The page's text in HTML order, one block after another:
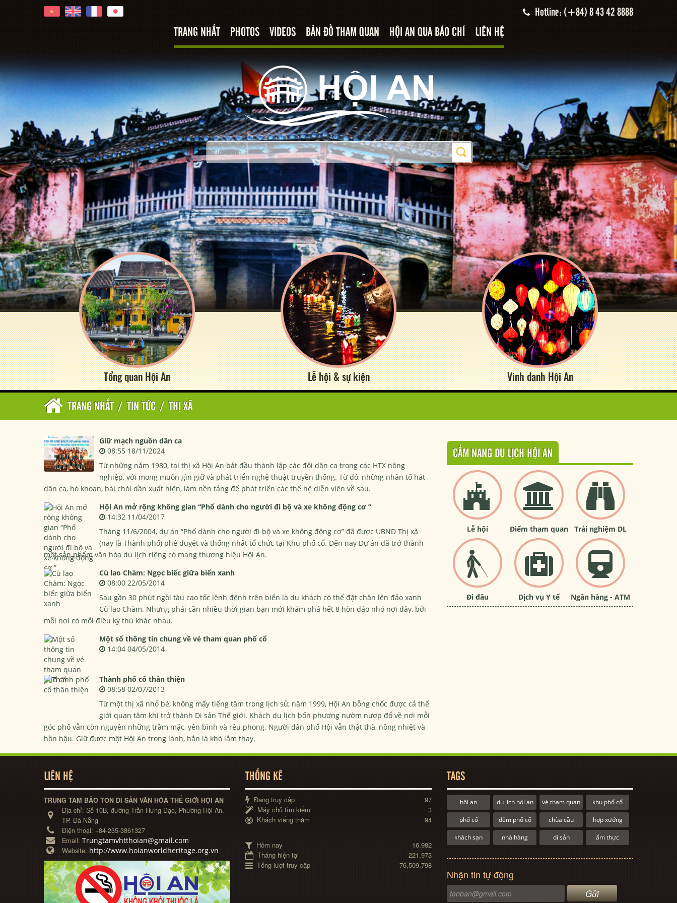
Hotline: (+84) 8 43 42 8888
TRANG NHẤT PHOTOS VIDEOS BẢN ĐỒ THAM QUAN HỘI AN QUA BÁO CHÍ LIÊN HỆ
Tổng quan Hội An Lễ hội & sự kiện Vinh danh Hội An
TRANG NHẤT / TIN TỨC / THỊ XÃ
Giữ mạch nguồn dân ca
08:55 18/11/2024
Từ những năm 1980, tại thị xã Hội An bắt đầu thành lập các đội dân ca trong các HTX nông
nghiệp, với mong muốn gìn giữ và phát triển nghệ thuật truyền thống. Từ đó, những nhân tố hát
dân ca, hò khoan, bài chòi dần xuất hiện, làm nền tảng để phát triển các thế hệ diễn viên về sau.
Hội An mở rộng không gian “Phố dành cho người đi bộ và xe không động cơ ”
14:32 11/04/2017
Tháng 11/6/2004, dự án “Phố dành cho người đi bộ và xe không động cơ” đã được UBND Thị xã
(nay là Thành phố) phê duỵêt và thống nhất tổ chức tại Khu phố cổ. Đến nay Dự án đã trở thành
một sản phẩm văn hóa du lịch riêng có mang thương hiệu Hội An.
Cù lao Chàm: Ngọc biếc giữa biển xanh
08:00 22/05/2014
Sau gần 30 phút ngồi tàu cao tốc lênh đênh trên biển là du khách có thể đặt chân lên đảo xanh
Cù lao Chàm. Nhưng phải cần nhiều thời gian bạn mới khám phá hết 8 hòn đảo nhỏ nơi đây, bởi
mỗi nơi có mỗi điều kỳ thú khác nhau.
Một số thông tin chung về vé tham quan phố cổ
14:04 04/05/2014
Thành phố cổ thân thiện
08:58 02/07/2013
Từ một thị xã nhỏ bé, không mấy tiếng tăm trong lịch sử, năm 1999, Hội An bỗng chốc được cả thế
giới quan tâm khi trở thành Di sản Thế giới. Khách du lịch bốn phương nườm nượp đổ về nơi mỗi
góc phố vẫn còn nguyên những trầm mặc, yên bình và rêu phong. Người dân phố Hội vẫn thật thà, nồng nhiệt và
hồn hậu. Giữ được một Hội An trong lành, hẳn là khó lắm thay.
CẨM NANG DU LỊCH HỘI AN
Lễ hội Điểm tham quan Trải nghiệm DL
Đi đâu Dịch vụ Y tế Ngân hàng - ATM
LIÊN HỆ
TRUNG TÂM BẢO TỒN DI SẢN VĂN HÓA THẾ GIỚI HỘI AN
Địa chỉ: Số 10B, đường Trần Hưng Đạo, Phường Hội An,
TP. Đà Nẵng
Điện thoại: +84-235-3861327
Email: Trungtamvhtthoian@gmail.com
Website: http://www.hoianworldheritage.org.vn
THỐNG KÊ
Đang truy cập
97
Máy chủ tìm kiếm
3
Khách viếng thăm
94
Hôm nay
16,982
Tháng hiện tại
221,973
Tổng lượt truy cập
76,509,798
TAGS
hội an du lịch hội an vé tham quan khu phố cổ
phố cổ đêm phố cổ chùa cầu hợp xướng
khách sạn nhà hàng di sản ẩm thực
Nhận tin tự động